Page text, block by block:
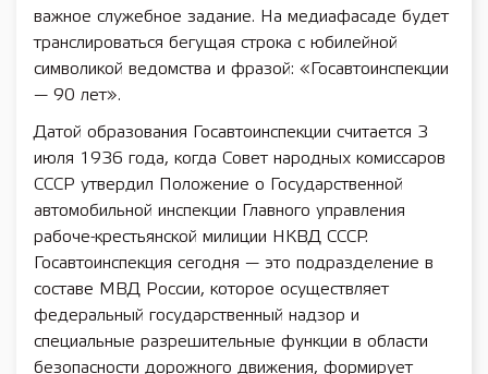
важное служебное задание. На медиафасаде будет
транслироваться бегущая строка с юбилейной
символикой ведомства и фразой: «Госавтоинспекции
— 90 лет».
Датой образования Госавтоинспекции считается 3
июля 1936 года, когда Совет народных комиссаров
СССР утвердил Положение о Государственной
автомобильной инспекции Главного управления
рабоче-крестьянской милиции НКВД СССР.
Госавтоинспекция сегодня — это подразделение в
составе МВД России, которое осуществляет
федеральный государственный надзор и
специальные разрешительные функции в области
безопасности дорожного движения, формирует